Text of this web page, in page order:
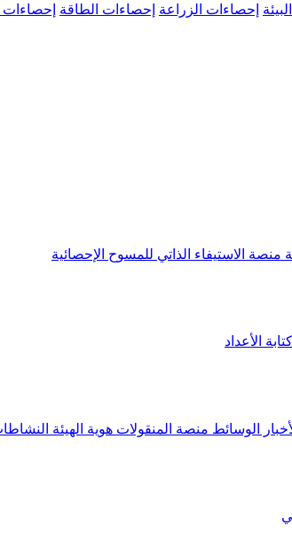
إحصاءات الزراعة إحصاءات الطاقة إحصاءات
منصة الاستيفاء الذاتي للمسوح الإحصائية
الأعداد
الوسائط منصة المنقولات هوية الهيئة